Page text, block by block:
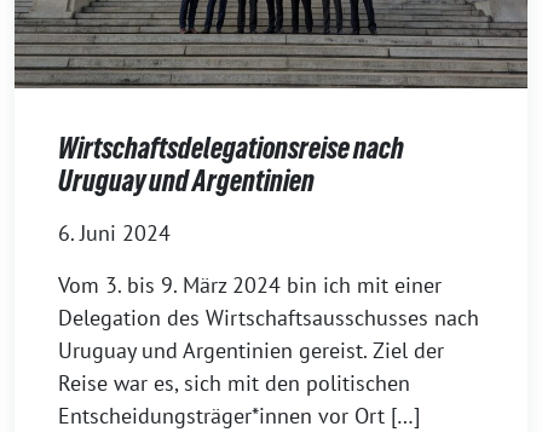
Wirtschaftsdelegationsreise nach
Uruguay und Argentinien
6. Juni 2024
Vom 3. bis 9. März 2024 bin ich mit einer
Delegation des Wirtschaftsausschusses nach
Uruguay und Argentinien gereist. Ziel der
Reise war es, sich mit den politischen
Entscheidungsträger*innen vor Ort […]